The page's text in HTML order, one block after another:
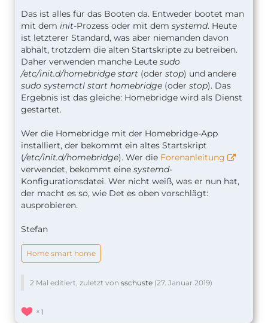
Das ist alles für das Booten da. Entweder bootet man
mit dem init-Prozess oder mit dem systemd. Heute
ist letzterer Standard, was aber niemanden davon
abhält, trotzdem die alten Startskripte zu betreiben.
Daher verwenden manche Leute sudo
/etc/init.d/homebridge start (oder stop) und andere
sudo systemctl start homebridge (oder stop). Das
Ergebnis ist das gleiche: Homebridge wird als Dienst
gestartet.
Wer die Homebridge mit der Homebridge-App
installiert, der bekommt ein altes Startskript
(/etc/init.d/homebridge). Wer die Forenanleitung
verwendet, bekommt eine systemd-
Konfigurationsdatei. Wer nicht weiß, was er nun hat,
der macht es so, wie Det es oben vorschlägt:
ausprobieren.
Stefan
Home smart home
2 Mal editiert, zuletzt von sschuste (27. Januar 2019)
1